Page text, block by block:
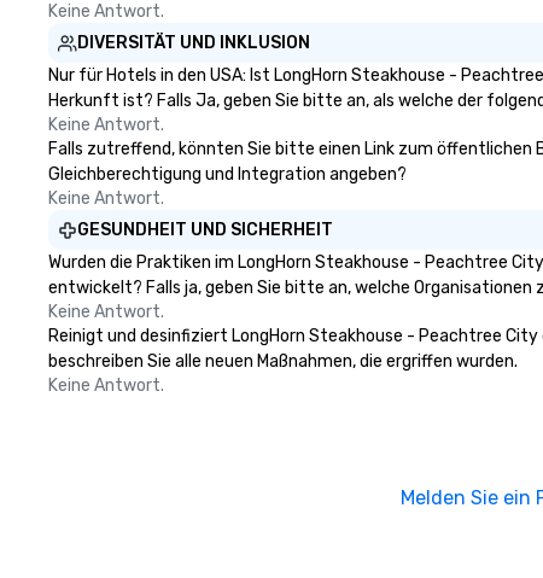
Keine Antwort.
DIVERSITÄT UND INKLUSION
Nur für Hotels in den USA: Ist LongHorn Steakhouse -
Herkunft ist? Falls Ja, geben Sie bitte an, als welche der
Keine Antwort.
Falls zutreffend, könnten Sie bitte einen Link zum
Gleichberechtigung und Integration angeben?
Keine Antwort.
GESUNDHEIT UND SICHERHEIT
Wurden die Praktiken im LongHorn Steakhouse - Peachtree
entwickelt? Falls ja, geben Sie bitte an, welche
Keine Antwort.
Reinigt und desinfiziert LongHorn Steakhouse - Peachtree
beschreiben Sie alle neuen Maßnahmen, die ergriffen wurden.
Keine Antwort.
Melden Sie ein